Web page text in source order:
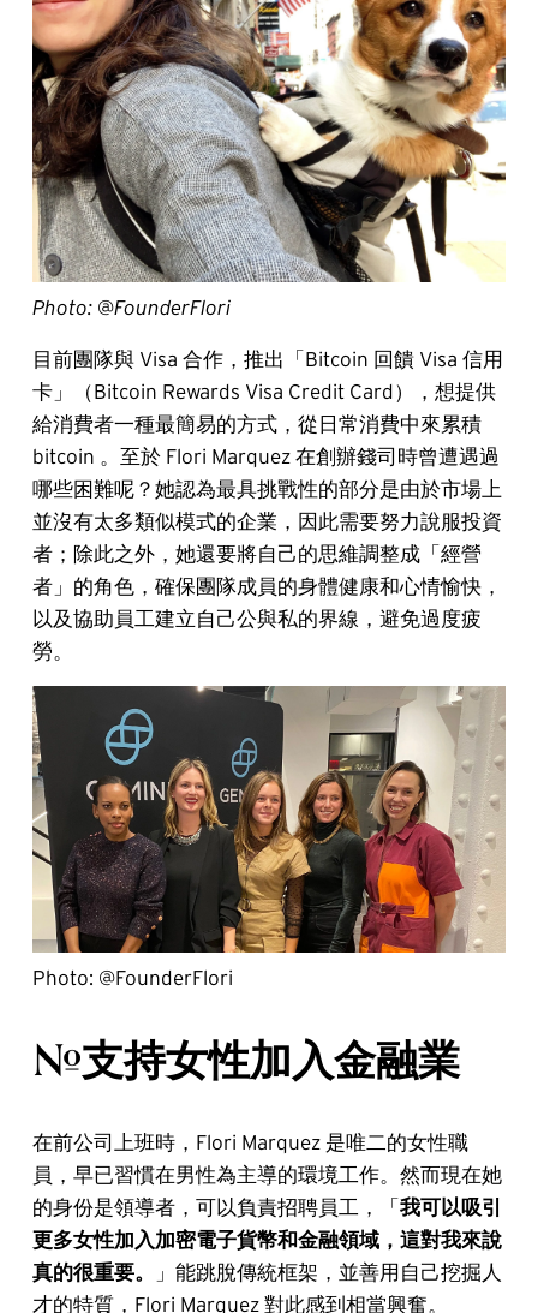
Photo: @FounderFlori
目前團隊與 Visa 合作，推出「Bitcoin 回饋 Visa 信用
卡」（Bitcoin Rewards Visa Credit Card），想提供
給消費者一種最簡易的方式，從日常消費中來累積
bitcoin 。至於 Flori Marquez 在創辦錢司時曾遭遇過
哪些困難呢？她認為最具挑戰性的部分是由於市場上
並沒有太多類似模式的企業，因此需要努力說服投資
者；除此之外，她還要將自己的思維調整成「經營
者」的角色，確保團隊成員的身體健康和心情愉快，
以及協助員工建立自己公與私的界線，避免過度疲
勞。
Photo: @FounderFlori
#支持女性加入金融業
在前公司上班時，Flori Marquez 是唯二的女性職
員，早已習慣在男性為主導的環境工作。然而現在她
的身份是領導者，可以負責招聘員工，「我可以吸引
更多女性加入加密電子貨幣和金融領域，這對我來說
真的很重要。
」能跳脫傳統框架，並善用自己挖掘人
才的特質，Flori Marquez 對此感到相當興奮。